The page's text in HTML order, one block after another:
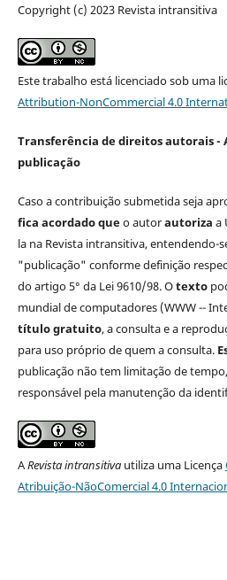
Copyright (c) 2023 Revista intransitiva
Este trabalho está licenciado sob uma
Attribution-NonCommercial 4.0
Transferência de direitos autorais -
publicação
Caso a contribuição submetida seja
fica acordado queo autorautoriza a
la na Revista intransitiva,
"publicação" conforme definição
do artigo 5° da Lei 9610/98. Otexto
mundial de computadores (WWW --
título gratuito, a consulta e a
para uso próprio de quem a consulta.
publicação não tem limitação de tempo,
responsável pela manutenção da
ARevista intransitiva utiliza uma Licença
Atribuição-NãoComercial 4.0